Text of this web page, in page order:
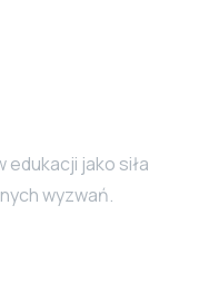
edukacji jako siła
wyzwań.